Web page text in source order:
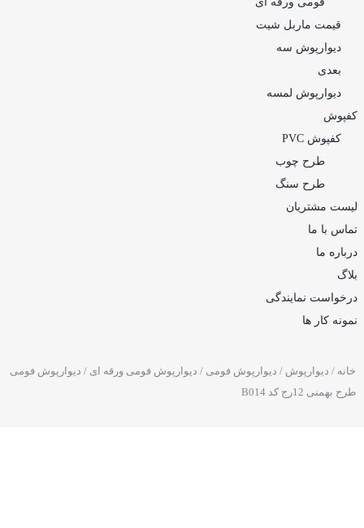
قیمت ماربل شیت
دیوارپوش سه
بعدی
دیوارپوش لمسه
کفپوش
کفپوش PVC
طرح چوب
طرح سنگ
لیست مشتریان
تماس با ما
درباره ما
بلاگ
درخواست نمایندگی
نمونه کار ها
خانه / دیوارپوش / دیوارپوش فومی / دیوارپوش فومی ورقه ای / دیوارپوش فومی
طرح بهمنی 12رج کد B014